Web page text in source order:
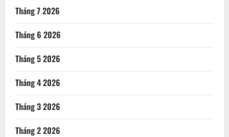
Tháng 7 2026
Tháng 6 2026
Tháng 5 2026
Tháng 4 2026
Tháng 3 2026
Tháng 2 2026